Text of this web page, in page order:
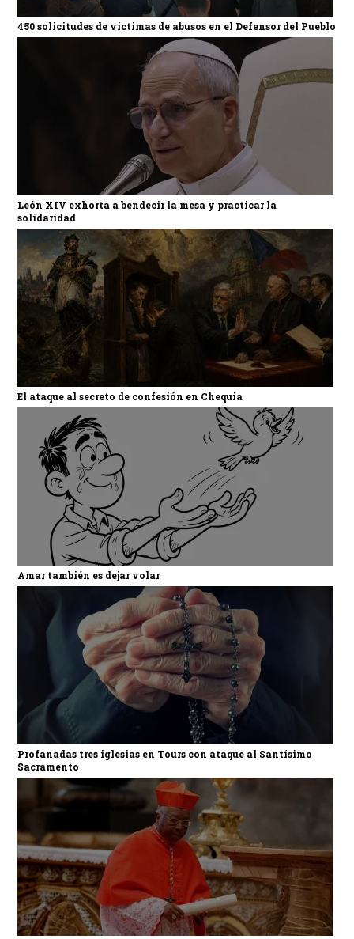
450 solicitudes de víctimas de abusos en el Defensor del Pueblo
León XIV exhorta a bendecir la mesa y practicar la
solidaridad
El ataque al secreto de confesión en Chequia
Amar también es dejar volar
Profanadas tres iglesias en Tours con ataque al Santísimo
Sacramento